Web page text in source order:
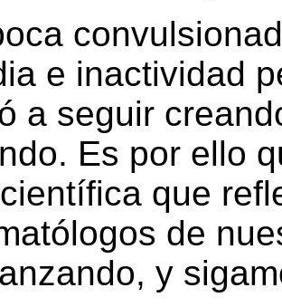
e inactividad
a seguir
Es por ello
que
de
y